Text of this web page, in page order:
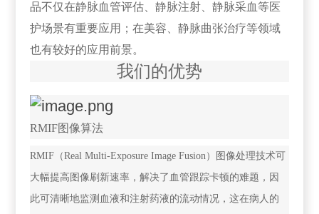
品不仅在静脉血管评估、静脉注射、静脉采血等医
护场景有重要应用；在美容、静脉曲张治疗等领域
也有较好的应用前景。
我们的优势
RMIF图像算法
RMIF（Real Multi-Exposure Image Fusion）图像处理技术可
大幅提高图像刷新速率，解决了血管跟踪卡顿的难题，因
此可清晰地监测血液和注射药液的流动情况，这在病人的